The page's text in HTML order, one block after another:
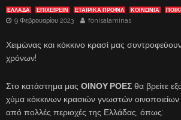
ΕΛΛΑΔΑ ΕΠΙΧΕΙΡΕΙΝ ΕΤΑΙΡΙΚΆ ΠΡΟΦΊΛ ΚΟΙΝΩΝΙΑ
9 Φεβρουαρίου 2023 fonisalaminas
Χειμώνας και κόκκινο κρασί μας
χρόνων!
Στο κατάστημα μας ΟΙΝΟΥ ΡΟΕΣ θα βρείτε
χύμα κόκκινων κρασιών γνωστών οινοποιείων
από πολλές περιοχές της Ελλάδας, όπως: